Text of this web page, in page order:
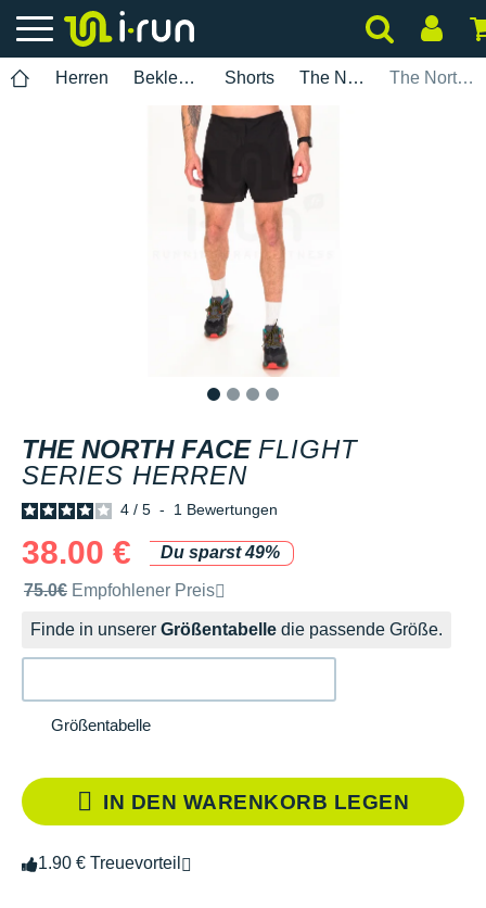
Herren Bekleidung Shorts The North Face The North Face Flight Series Herren
THE NORTH FACE FLIGHT
SERIES HERREN
4 / 5 - 1 Bewertungen
38.00 €
Du sparst 49%
Unverbindliche Preisempfehlung der Marke
75.0€ Empfohlener Preis
Finde in unserer Größentabelle die passende Größe.
Größentabelle
IN DEN WARENKORB LEGEN
1.90 € Treuevorteil